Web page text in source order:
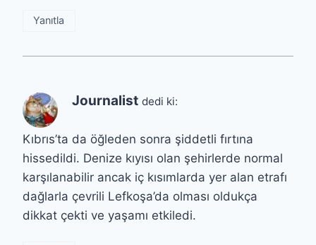
Yanıtla
Journalist dedi ki:
Kıbrıs’ta da öğleden sonra şiddetli fırtına
hissedildi. Denize kıyısı olan şehirlerde normal
karşılanabilir ancak iç kısımlarda yer alan etrafı
dağlarla çevrili Lefkoşa’da olması oldukça
dikkat çekti ve yaşamı etkiledi.